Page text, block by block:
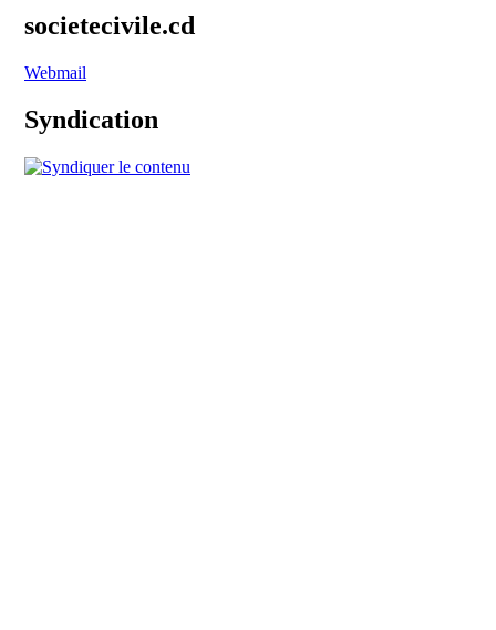
societecivile.cd
Webmail
Syndication